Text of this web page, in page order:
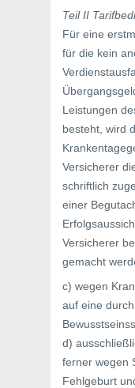
Teil II
Für eine
für die kein
Leistungen
besteht, wird
Versicherer
schriftlich
einer
Versicherer
gemacht
c) wegen
auf eine
d)
ferner wegen
Fehlgeburt